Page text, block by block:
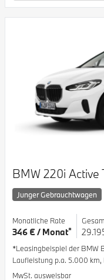
BMW 220i Active
Junger Gebrauchtwagen
Monatliche Rate
346 € / Monat*
*Leasingbeispiel der BMW
Laufleistung p.a. 5.000 km,
MwSt. ausweisbar